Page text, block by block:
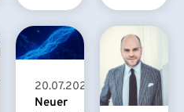
20.07.2026
Neuer